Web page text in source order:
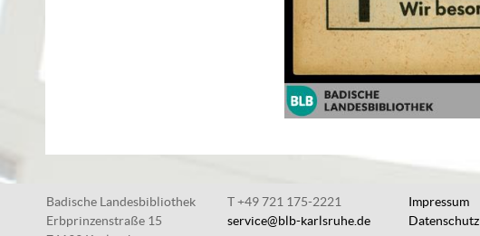
Badische Landesbibliothek
Erbprinzenstraße 15
T +49 721 175-2221
service@blb-karlsruhe.de
Impressum
Datenschutz